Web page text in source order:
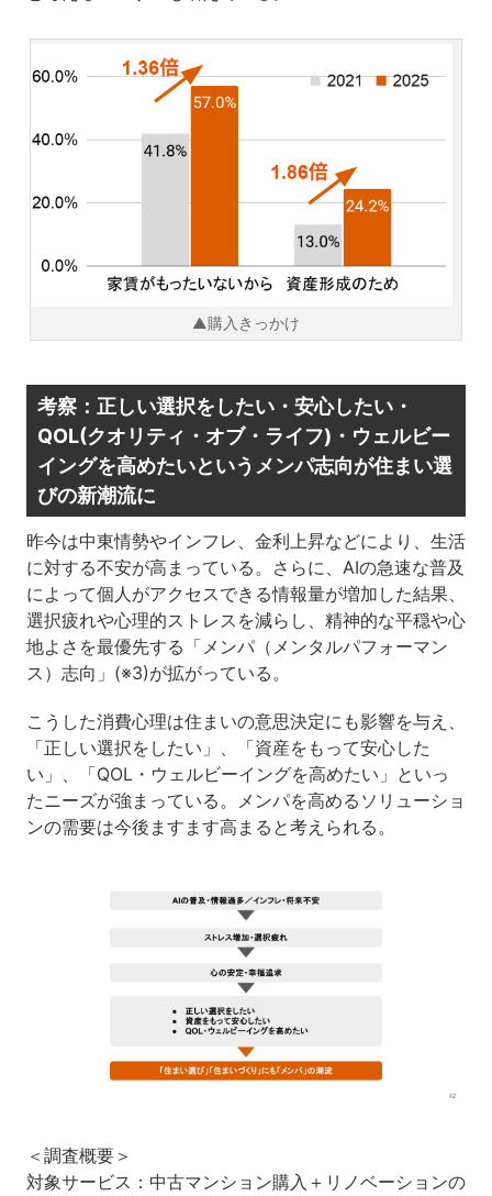
▲購入きっかけ
考察：正しい選択をしたい・安心したい・
QOL(クオリティ・オブ・ライフ)・ウェルビー
イングを高めたいというメンパ志向が住まい選
びの新潮流に
昨今は中東情勢やインフレ、金利上昇などにより、生活
に対する不安が高まっている。さらに、AIの急速な普及
によって個人がアクセスできる情報量が増加した結果、
選択疲れや心理的ストレスを減らし、精神的な平穏や心
地よさを最優先する「メンパ（メンタルパフォーマン
ス）志向」(※3)が拡がっている。
こうした消費心理は住まいの意思決定にも影響を与え、
「正しい選択をしたい」、「資産をもって安心した
い」、「QOL・ウェルビーイングを高めたい」といっ
たニーズが強まっている。メンパを高めるソリューショ
ンの需要は今後ますます高まると考えられる。
＜調査概要＞
対象サービス：中古マンション購入＋リノベーションの